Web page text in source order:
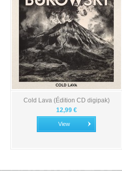
Cold Lava (Édition CD digipak)
12,99 €
View